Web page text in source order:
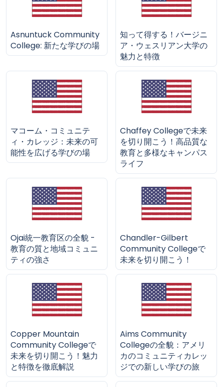
Asnuntuck Community
College: 新たな学びの場
知って得する！バージニ
ア・ウェスリアン大学の
魅力と特徴
マコーム・コミュニテ
ィ・カレッジ：未来の可
能性を広げる学びの場
Chaffey Collegeで未来
を切り開こう！高品質な
教育と多様なキャンパス
ライフ
Ojai統一教育区の全貌 -
教育の質と地域コミュニ
ティの強さ
Chandler-Gilbert
Community Collegeで
未来を切り開こう！
Copper Mountain
Community Collegeで
未来を切り開こう！魅力
と特徴を徹底解説
Aims Community
Collegeの全貌：アメリ
カのコミュニティカレッ
ジでの新しい学びの旅